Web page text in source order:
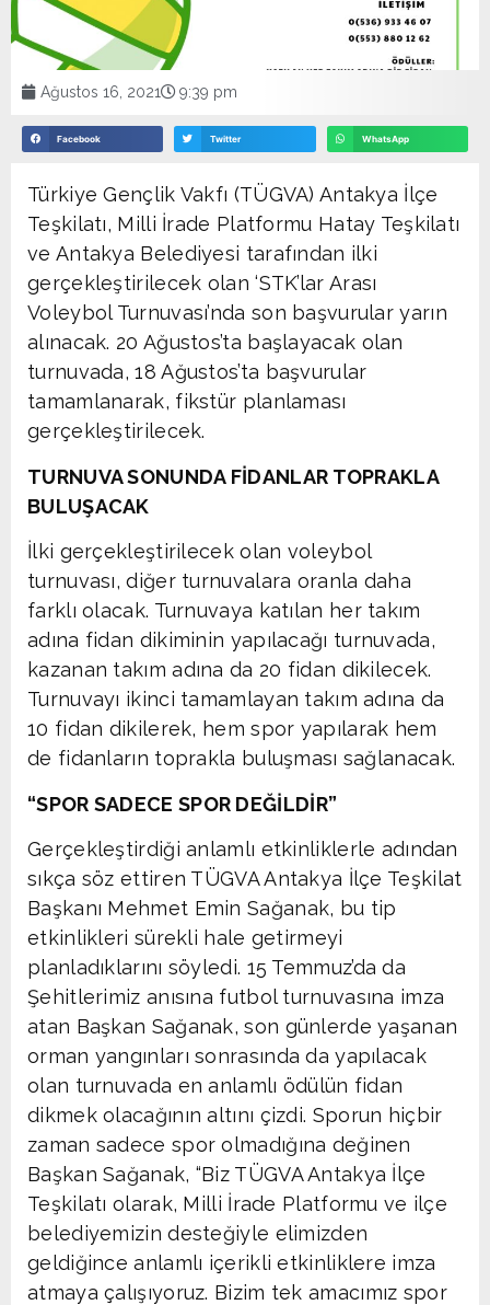
Ağustos 16, 2021 9:39 pm
Facebook Twitter WhatsApp
Türkiye Gençlik Vakfı (TÜGVA) Antakya İlçe
Teşkilatı, Milli İrade Platformu Hatay Teşkilatı
ve Antakya Belediyesi tarafından ilki
gerçekleştirilecek olan ‘STK’lar Arası
Voleybol Turnuvası’nda son başvurular yarın
alınacak. 20 Ağustos’ta başlayacak olan
turnuvada, 18 Ağustos’ta başvurular
tamamlanarak, fikstür planlaması
gerçekleştirilecek.
TURNUVA SONUNDA FİDANLAR TOPRAKLA
BULUŞACAK
İlki gerçekleştirilecek olan voleybol
turnuvası, diğer turnuvalara oranla daha
farklı olacak. Turnuvaya katılan her takım
adına fidan dikiminin yapılacağı turnuvada,
kazanan takım adına da 20 fidan dikilecek.
Turnuvayı ikinci tamamlayan takım adına da
10 fidan dikilerek, hem spor yapılarak hem
de fidanların toprakla buluşması sağlanacak.
“SPOR SADECE SPOR DEĞİLDİR”
Gerçekleştirdiği anlamlı etkinliklerle adından
sıkça söz ettiren TÜGVA Antakya İlçe Teşkilat
Başkanı Mehmet Emin Sağanak, bu tip
etkinlikleri sürekli hale getirmeyi
planladıklarını söyledi. 15 Temmuz’da da
Şehitlerimiz anısına futbol turnuvasına imza
atan Başkan Sağanak, son günlerde yaşanan
orman yangınları sonrasında da yapılacak
olan turnuvada en anlamlı ödülün fidan
dikmek olacağının altını çizdi. Sporun hiçbir
zaman sadece spor olmadığına değinen
Başkan Sağanak, “Biz TÜGVA Antakya İlçe
Teşkilatı olarak, Milli İrade Platformu ve ilçe
belediyemizin desteğiyle elimizden
geldiğince anlamlı içerikli etkinliklere imza
atmaya çalışıyoruz. Bizim tek amacımız spor